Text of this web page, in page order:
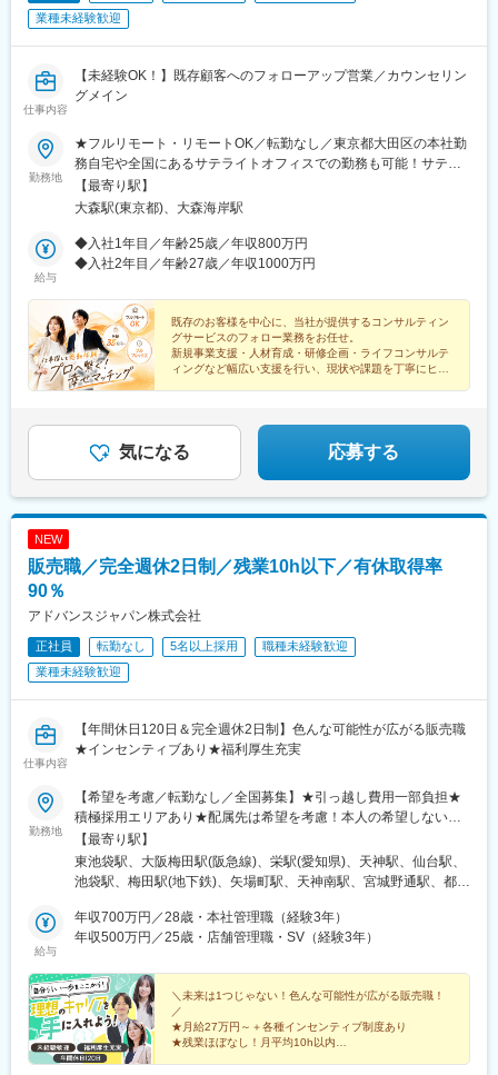
業種未経験歓迎
仕事内容
【未経験OK！】既存顧客へのフォローアップ営業／カウンセリン
グメイン
勤務地
★フルリモート・リモートOK／転勤なし／東京都大田区の本社勤
務自宅や全国にあるサテライトオフィスでの勤務も可能！サテラ
イトオフィスは駅から徒歩5分ほどの立地で好アクセス！好きな場
所を選んで、自由にテレワークもできます。居住はどこでもOK！
【最寄り駅】
大森駅(東京都)、大森海岸駅
給与
◆入社1年目／年齢25歳／年収800万円
◆入社2年目／年齢27歳／年収1000万円
既存のお客様を中心に、当社が提供するコンサルティン
グサービスのフォロー業務をお任せ。
新規事業支援・人材育成・研修企画・ライフコンサルテ
ィングなど幅広い支援を行い、現状や課題を丁寧にヒア
気になる 応募する
NEW
販売職／完全週休2日制／残業10h以下／有休取得率
90％
アドバンスジャパン株式会社
正社員 転勤なし 5名以上採用
職種未経験歓迎
業種未経験歓迎
仕事内容
【年間休日120日＆完全週休2日制】色んな可能性が広がる販売職
★インセンティブあり★福利厚生充実
勤務地
【希望を考慮／転勤なし／全国募集】★引っ越し費用一部負担★
積極採用エリアあり★配属先は希望を考慮！本人の希望しない転
勤はなし■本社東京都豊島区東池袋1-25-6PMO池袋8階■関西支社
大阪府大阪市北区茶屋町16番1号H1O梅田茶屋町606・610■中部
支店愛知県名古屋市中区栄3-8-21伊勢町平和ビル5階■九州支店福
台市宮城野区榴岡3-4-1アゼリアヒルズ3階【自社運営店舗】■テル
ル大宮店埼玉県さいたま市大宮区大門町1-24大一ビル1階■テルル
西蒲田7-48-10■テルルMEGAドン・キホーテ 三郷店埼玉県三郷市
さつき平1-1-1MAGAドン・キホーテ三郷 B1F■テルルイトーヨー
カドー横浜別所店神奈川県横浜市南区別所1-14-1イトーヨーカド
ー横浜別所店1階■テルルそよら横浜高田店神奈川県横浜市港北区
高田西1-1-47 2階■テルルアリオ鷲宮店埼玉県久喜市久本寺谷田7-
【最寄り駅】
東池袋駅、大阪梅田駅(阪急線)、栄駅(愛知県)、天神駅、仙台駅、
池袋駅、梅田駅(地下鉄)、矢場町駅、天神南駅、宮城野通駅、都電
仙台駅(地下鉄)
給与
年収700万円／28歳・本社管理職（経験3年）
年収500万円／25歳・店舗管理職・SV（経験3年）
＼未来は1つじゃない！色んな可能性が広がる販売職！
／
★月給27万円～＋各種インセンティブ制度あり
★残業ほぼなし！月平均10h以内